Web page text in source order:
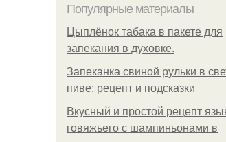
Популярные материалы
Цыплёнок табака в пакете для
запекания в духовке.
Запеканка свиной рульки в
пиве: рецепт и подсказки
Вкусный и простой рецепт
говяжьего с шампиньонами в